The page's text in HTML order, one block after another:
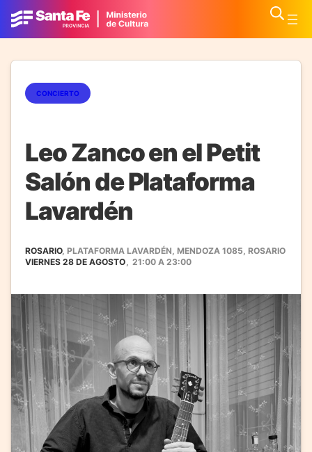
CONCIERTO
Leo Zanco en el Petit
Salón de Plataforma
Lavardén
ROSARIO, PLATAFORMA LAVARDÉN, MENDOZA 1085, ROSARIO
VIERNES 28 DE AGOSTO, 21:00 A 23:00